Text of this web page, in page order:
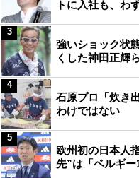
トに入社も、わ
強いショック状
くした神田正輝
3
石原プロ「炊き
わけではない
4
欧州初の日本人
先”は「ベルギ
5